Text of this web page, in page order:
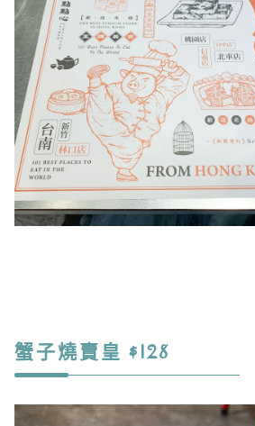
蟹子燒賣皇 $128